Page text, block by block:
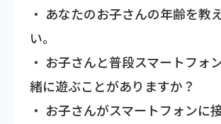
・ あなたのお子さんの年齢を教
い。
・ お子さんと普段スマートフォ
緒に遊ぶことがありますか？
・ お子さんがスマートフォンに